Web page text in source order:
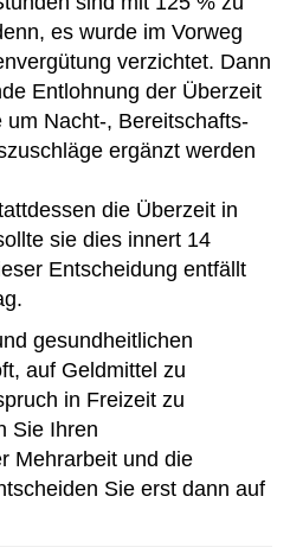
es wurde im Vorweg
verzichtet. Dann
Entlohnung der Überzeit
um Nacht-, Bereitschafts-
ergänzt werden
die Überzeit in
sie dies innert 14
Entscheidung entfällt
gesundheitlichen
auf Geldmittel zu
in Freizeit zu
Sie Ihren
Mehrarbeit und die
Sie erst dann auf